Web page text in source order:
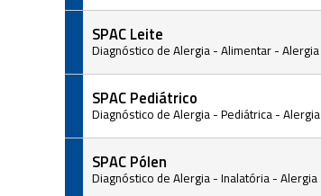
SPAC Leite
Diagnóstico de Alergia - Alimentar - Alergia
SPAC Pediátrico
Diagnóstico de Alergia - Pediátrica - Alergia
SPAC Pólen
Diagnóstico de Alergia - Inalatória - Alergia